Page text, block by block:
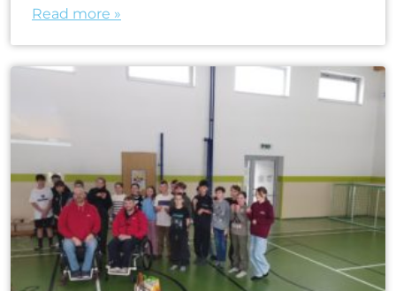
Read more »